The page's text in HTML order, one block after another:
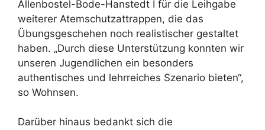
Allenbostel-Bode-Hanstedt I für die Leihgabe
weiterer Atemschutzattrappen, die das
Übungsgeschehen noch realistischer gestaltet
haben. „Durch diese Unterstützung konnten wir
unseren Jugendlichen ein besonders
authentisches und lehrreiches Szenario bieten“,
so Wohnsen.
Darüber hinaus bedankt sich die